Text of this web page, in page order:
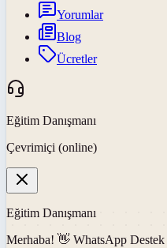
Yorumlar
Blog
Ücretler
Eğitim Danışmanı
Çevrimiçi (online)
Eğitim Danışmanı
Merhaba! 👋 WhatsApp Destek